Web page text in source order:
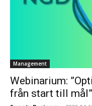
Management
Webinarium:
från start till mål”